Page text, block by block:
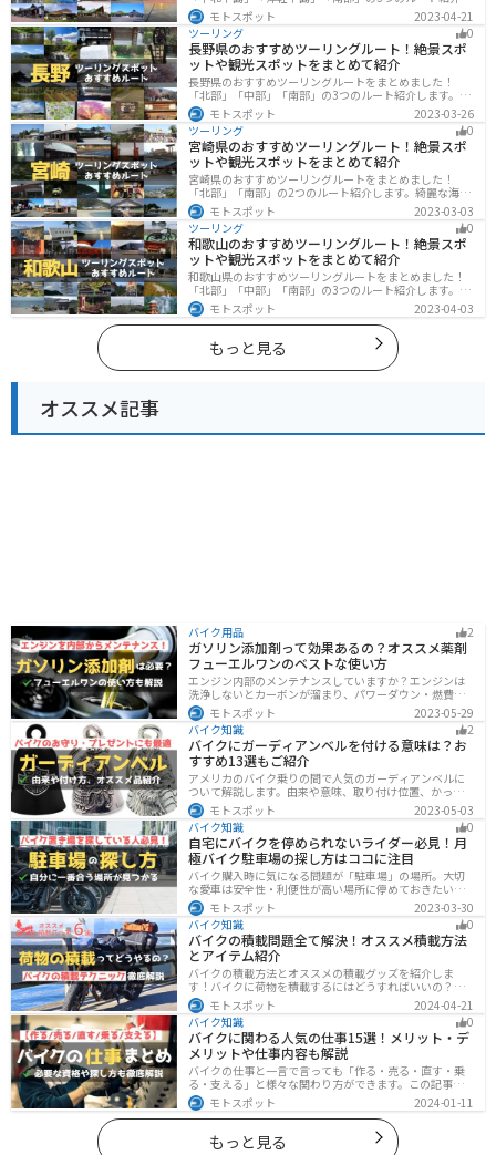
ます。自然に恵まれた風光明媚な景色や歴史文化に触れ
られる観光スポットが多くあります。バイクで青森県に
ツーリングに行く際は参考にしてください。
モトスポット
2023-04-21
ツーリング
0
長野県のおすすめツーリングルート！絶景スポ
ットや観光スポットをまとめて紹介
長野県のおすすめツーリングルートをまとめました！
「北部」「中部」「南部」の3つのルート紹介します。諏
訪湖やビーナスラインのような全国でも有名なツーリン
グスポットが多数あります。バイクで長野県にツーリン
グに行く際は参考にしてください。
モトスポット
2023-03-26
ツーリング
0
宮崎県のおすすめツーリングルート！絶景スポ
ットや観光スポットをまとめて紹介
宮崎県のおすすめツーリングルートをまとめました！
「北部」「南部」の2つのルート紹介します。綺麗な海岸
線が特徴的な海・自然豊かな山・趣のある神社を満喫す
るツーリングができます。バイクで宮崎県にツーリング
に行く際は参考にしてください。
モトスポット
2023-03-03
ツーリング
0
和歌山のおすすめツーリングルート！絶景スポ
ットや観光スポットをまとめて紹介
和歌山県のおすすめツーリングルートをまとめました！
「北部」「中部」「南部」の3つのルート紹介します。海
と山に囲まれた自然豊かなエリアが広がり、様々な楽し
み方ができます。バイクで和歌山県にツーリングに行く
際は参考にしてください。
モトスポット 2023-04-03
もっと見る
オススメ記事
バイク用品 2
ガソリン添加剤って効果あるの？オススメ薬剤
フューエルワンのベストな使い方
エンジン内部のメンテナンスしていますか？エンジンは
洗浄しないとカーボンが溜まり、パワーダウン・燃費の
悪化、燃焼以上、エンジンの焼き付きなどのトラブルの
原因になります。定期的にガソリン添加剤を入れてエン
ジン内部も綺麗にしましょう。
モトスポット
2023-05-29
バイク知識
2
バイクにガーディアンベルを付ける意味は？お
すすめ13選もご紹介
アメリカのバイク乗りの間で人気のガーディアンベルに
ついて解説します。由来や意味、取り付け位置、かっこ
いいオススメのガーディアンベルも紹介します。自分用
のお守りとしてだけでなく、プレゼントとしても最適な
ので、気になっている人は参考にしてみてください。
モトスポット
2023-05-03
バイク知識
0
自宅にバイクを停められないライダー必見！月
極バイク駐車場の探し方はココに注目
バイク購入時に気になる問題が「駐車場」の場所。大切
な愛車は安全性・利便性が高い場所に停めておきたいで
すよね？ 当記事ではそんな駐車場選びについて解説して
います。すでにバイクを持っていて、新しい駐車場を探
している人もぜひ参考にしてくださいね。
モトスポット
2023-03-30
バイク知識
0
バイクの積載問題全て解決！オススメ積載方法
とアイテム紹介
バイクの積載方法とオススメの積載グッズを紹介しま
す！バイクに荷物を積載するにはどうすればいいの？と
いう疑問はこれで解決！通勤や日帰りツーリング、キャ
ンプツーリングなど用途別にオススメの積載方法を解説
します！オススメの積載アイテムも紹介するので、バイ
クの積載に悩んでいる方は参考にしてください。
モトスポット
2024-04-21
バイク知識
0
バイクに関わる人気の仕事15選！メリット・デ
メリットや仕事内容も解説
バイクの仕事と一言で言っても「作る・売る・直す・乗
る・支える」と様々な関わり方ができます。この記事で
は、バイクに関わる人気の仕事をジャンル別に紹介しま
す。必要な資格や探し方も解説しますので、自分のなり
たい姿をイメージして探してみてください。
モトスポット 2024-01-11
もっと見る